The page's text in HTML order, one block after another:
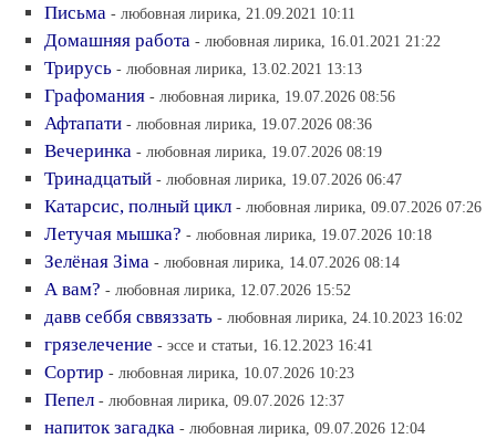
Письма - любовная лирика, 21.09.2021 10:11
Домашняя работа - любовная лирика, 16.01.2021 21:22
Трирусь - любовная лирика, 13.02.2021 13:13
Графомания - любовная лирика, 19.07.2026 08:56
Афтапати - любовная лирика, 19.07.2026 08:36
Вечеринка - любовная лирика, 19.07.2026 08:19
Тринадцатый - любовная лирика, 19.07.2026 06:47
Катарсис, полный цикл - любовная лирика, 09.07.2026 07:26
Летучая мышка? - любовная лирика, 19.07.2026 10:18
Зелёная Зiма - любовная лирика, 14.07.2026 08:14
А вам? - любовная лирика, 12.07.2026 15:52
давв себбя сввяззать - любовная лирика, 24.10.2023 16:02
грязелечение - эссе и статьи, 16.12.2023 16:41
Сортир - любовная лирика, 10.07.2026 10:23
Пепел - любовная лирика, 09.07.2026 12:37
напиток загадка - любовная лирика, 09.07.2026 12:04